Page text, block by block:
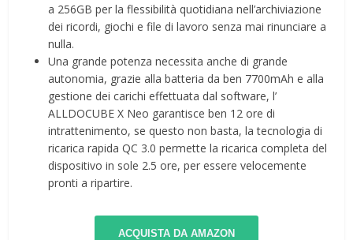
a 256GB per la flessibilità quotidiana nell’archiviazione
dei ricordi, giochi e file di lavoro senza mai rinunciare a
nulla.
Una grande potenza necessita anche di grande
autonomia, grazie alla batteria da ben 7700mAh e alla
gestione dei carichi effettuata dal software, l’
ALLDOCUBE X Neo garantisce ben 12 ore di
intrattenimento, se questo non basta, la tecnologia di
ricarica rapida QC 3.0 permette la ricarica completa del
dispositivo in sole 2.5 ore, per essere velocemente
pronti a ripartire.
ACQUISTA DA AMAZON